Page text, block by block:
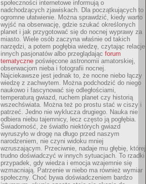
społeczności internetowe informują o
nadchodzących zjawiskach. Dla początkujących to
ogromne ułatwienie. Można sprawdzić, kiedy warto
wyjść na obserwację, gdzie szukać określonych
planet i jak przygotować się do nocnej wyprawy za
miasto. Wiele osób zaczyna właśnie od takich
narzędzi, a potem pogłębia wiedzę, czytając relacje
innych pasjonatów albo przeglądając forum
tematyczne poświęcone astronomii amatorskiej,
obserwacjom nieba i fotografii nocnej.
Najciekawsze jest jednak to, że nocne niebo łączy
wiedzę z zachwytem. Można podchodzić do niego
naukowo i fascynować się odległościami,
temperaturą gwiazd, ruchem planet czy historią
wszechświata. Można też po prostu stać w ciszy i
patrzeć. Jedno nie wyklucza drugiego. Nauka nie
odbiera niebu tajemnicy, lecz często ją pogłębia.
Świadomość, że światło niektórych gwiazd
wyruszyło w drogę na długo przed naszym
narodzeniem, nie czyni widoku mniej
wzruszającym. Przeciwnie, nadaje mu głębię, której
trudno doświadczyć w innych sytuacjach. To rzadki
przypadek, gdy wiedza i emocja wzajemnie się
wzmacniają. Patrzenie w niebo ma również wymiar
społeczny. Choć bywa doświadczeniem bardzo